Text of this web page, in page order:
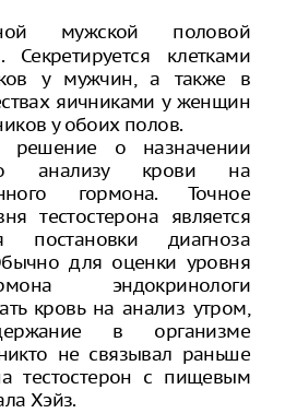
мужской половой
Секретируется клетками
у мужчин, а также в
яичниками у женщин
у обоих полов.
решение о назначении
анализу крови на
гормона. Точное
тестостерона является
постановки диагноза
для оценки уровня
эндокринологи
кровь на анализ утром,
в организме
не связывал раньше
тестостерон с пищевым
Хэйз.